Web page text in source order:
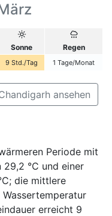
Sonne Regen
9 Std./Tag 1 Tage/Monat
ansehen
Periode mit
°C und einer
die mittlere
erreicht 9